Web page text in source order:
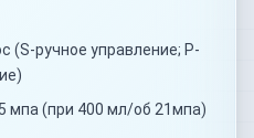
(S-ручное управление; P-
мпа (при 400 мл/об 21мпа)